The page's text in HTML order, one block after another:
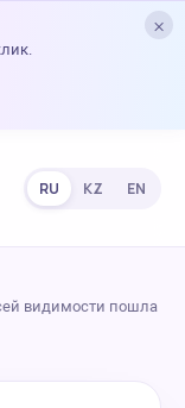
×
RU KZ EN
видимости пошла